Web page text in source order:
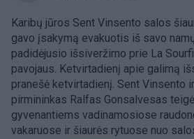
Karibų jūros Sent Vinsento salos
gavo įsakymą evakuotis iš savo
padidėjusio išsiveržimo prie La
pavojaus. Ketvirtadienį apie galimą
pranešė ketvirtadienį. Sent Vinsento
pirmininkas Ralfas Gonsalvesas
gyvenantiems vadinamosiose
vakaruose ir šiaurės rytuose nuo